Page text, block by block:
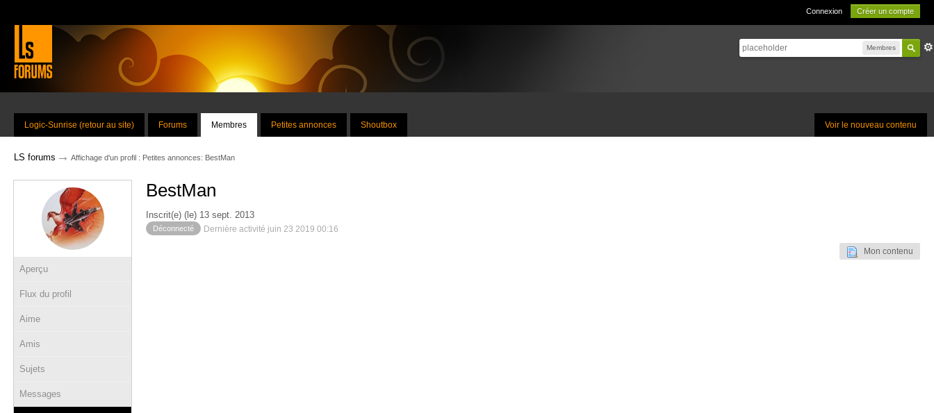
Connexion Créer un compte
Membres
Voir le nouveau contenu
Logic-Sunrise (retour au site) Forums Membres Petites annonces Shoutbox
LS forums → Affichage d'un profil : Petites annonces: BestMan
Aperçu
Flux du profil
Aime
Amis
Sujets
Messages
BestMan
Inscrit(e) (le) 13 sept. 2013
Déconnecté Dernière activité juin 23 2019 00:16
Mon contenu